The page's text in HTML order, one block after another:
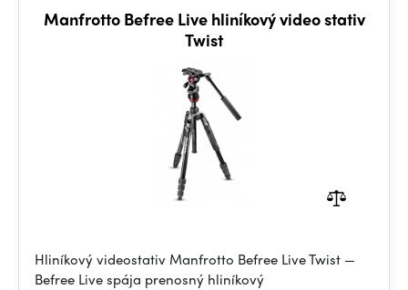
Manfrotto Befree Live hliníkový video stativ
Twist
Hliníkový videostativ Manfrotto Befree Live Twist —
Befree Live spája prenosný hliníkový